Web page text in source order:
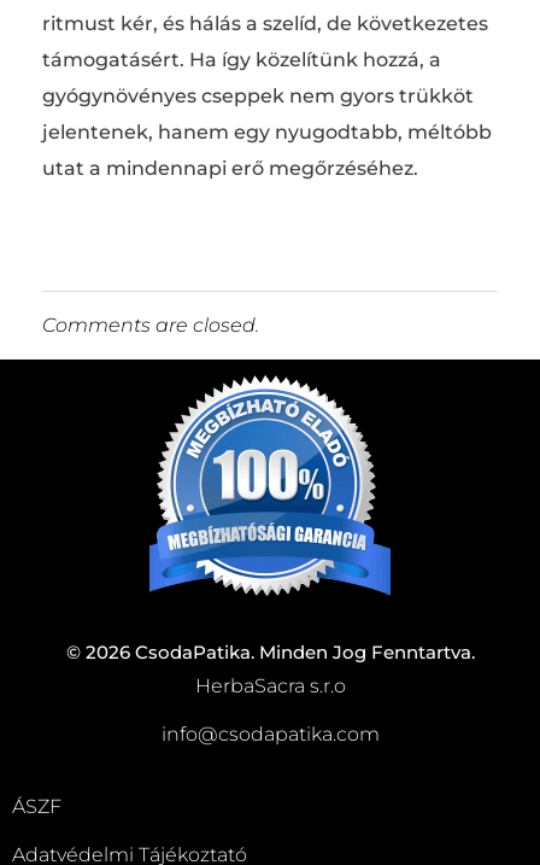
ritmust kér, és hálás a szelíd, de következetes
támogatásért. Ha így közelítünk hozzá, a
gyógynövényes cseppek nem gyors trükköt
jelentenek, hanem egy nyugodtabb, méltóbb
utat a mindennapi erő megőrzéséhez.
Comments are closed.
© 2026 CsodaPatika. Minden Jog Fenntartva.
HerbaSacra s.r.o
info@csodapatika.com
ÁSZF
Adatvédelmi Tájékoztató